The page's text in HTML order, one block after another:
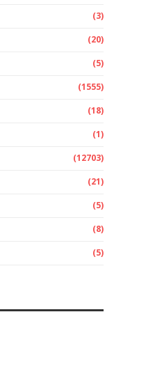
(3)
(20)
(5)
(1555)
(18)
(1)
(12703)
(21)
(5)
(8)
(5)